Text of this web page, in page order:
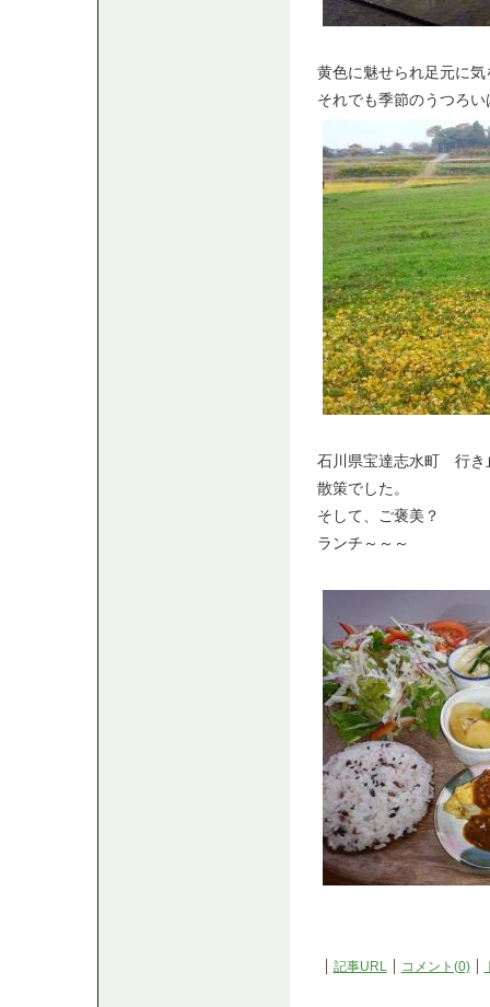
黄色に魅せられ足元に気
それでも季節のうつろ
石川県宝達志水町 行き
散策でした。
そして、ご褒美？
ランチ～～～
記事URL コメント(0)